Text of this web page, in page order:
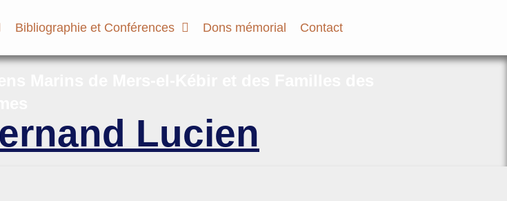
Bibliographie et Conférences Dons mémorial Contact
Lucien